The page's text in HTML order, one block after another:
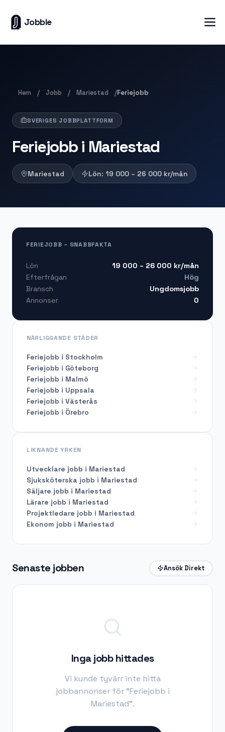
Jobble
Hem / Jobb / Mariestad /Feriejobb
SVERIGES JOBBPLATTFORM
Feriejobb i Mariestad
Mariestad Lön: 19 000 – 26 000 kr/mån
Senaste jobben Ansök Direkt
Inga jobb hittades
Vi kunde tyvärr inte hitta
jobbannonser för "Feriejobb i
Mariestad".
FERIEJOBB – SNABBFAKTA
Lön 19 000 – 26 000 kr/mån
Efterfrågan
Hög
Bransch
Ungdomsjobb
Annonser
0
NÄRLIGGANDE STÄDER
Feriejobb i Stockholm
Feriejobb i Göteborg
Feriejobb i Malmö
Feriejobb i Uppsala
Feriejobb i Västerås
Feriejobb i Örebro
LIKNANDE YRKEN
Utvecklare jobb i Mariestad
Sjuksköterska jobb i Mariestad
Säljare jobb i Mariestad
Lärare jobb i Mariestad
Projektledare jobb i Mariestad
Ekonom jobb i Mariestad